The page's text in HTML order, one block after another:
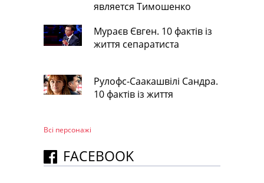
является Тимошенко
Мураєв Євген. 10 фактів із
життя сепаратиста
Рулофс-Саакашвілі Сандра.
10 фактів із життя
Всі персонажi
FACEBOOK